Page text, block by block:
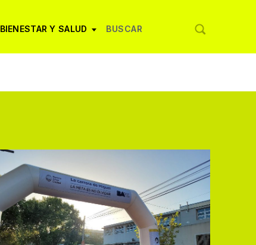
BIENESTAR Y SALUD